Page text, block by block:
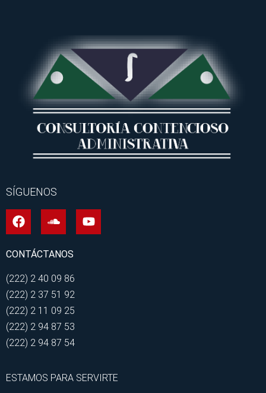
SÍGUENOS
CONTÁCTANOS
(222) 2 40 09 86
(222) 2 37 51 92
(222) 2 11 09 25
(222) 2 94 87 53
(222) 2 94 87 54
ESTAMOS PARA SERVIRTE